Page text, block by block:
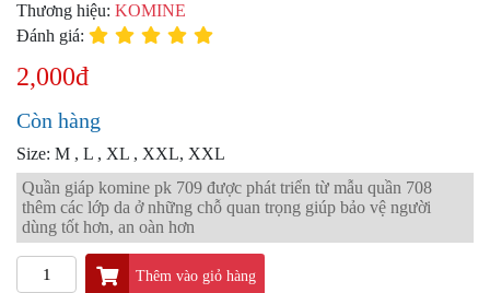
ĐỒ
CHƠI
PG1
PHỤ
KIỆN
YAMAHA
PG-
1
CẢNG
GIVI
ZR
Thương hiệu: KOMINE
Đánh giá:
2,000đ
Còn hàng
Size: M , L , XL , XXL, XXL
Quần giáp komine pk 709 được phát triển từ mẫu quần 708
thêm các lớp da ở những chỗ quan trọng giúp bảo vệ người
dùng tốt hơn, an oàn hơn
Thêm vào giỏ hàng